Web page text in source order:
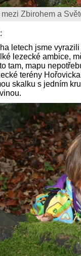
Zbirohem a
letech jsme
lezecké ambice,
tam, mapu
terény
skalku s jedním